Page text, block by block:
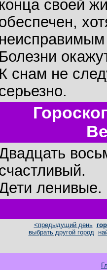
конца своей
Болезни
К снам не
ленивые.
<предыдущий день
выбрать другой город